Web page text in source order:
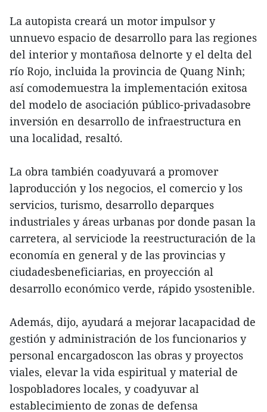
La autopista creará un motor impulsor y
unnuevo espacio de desarrollo para las regiones
del interior y montañosa delnorte y el delta del
río Rojo, incluida la provincia de Quang Ninh;
así comodemuestra la implementación exitosa
del modelo de asociación público-privadasobre
inversión en desarrollo de infraestructura en
una localidad, resaltó.
La obra también coadyuvará a promover
laproducción y los negocios, el comercio y los
servicios, turismo, desarrollo deparques
industriales y áreas urbanas por donde pasan la
carretera, al serviciode la reestructuración de la
economía en general y de las provincias y
ciudadesbeneficiarias, en proyección al
desarrollo económico verde, rápido ysostenible.
Además, dijo, ayudará a mejorar lacapacidad de
gestión y administración de los funcionarios y
personal encargadoscon las obras y proyectos
viales, elevar la vida espiritual y material de
lospobladores locales, y coadyuvar al
establecimiento de zonas de defensa